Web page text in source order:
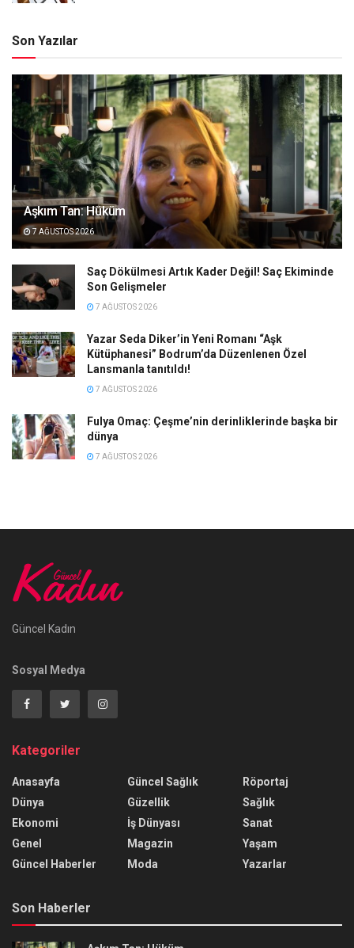
Son Yazılar
Aşkım Tan: Hüküm
7 AĞUSTOS 2026
Saç Dökülmesi Artık Kader Değil! Saç Ekiminde
Son Gelişmeler
7 AĞUSTOS 2026
Yazar Seda Diker’in Yeni Romanı “Aşk
Kütüphanesi” Bodrum’da Düzenlenen Özel
Lansmanla tanıtıldı!
7 AĞUSTOS 2026
Fulya Omaç: Çeşme’nin derinliklerinde başka bir
dünya
7 AĞUSTOS 2026
Güncel Kadın
Sosyal Medya
Kategoriler
Anasayfa
Dünya
Ekonomi
Genel
Güncel Haberler
Güncel Sağlık
Güzellik
İş Dünyası
Magazin
Moda
Röportaj
Sağlık
Sanat
Yaşam
Yazarlar
Son Haberler